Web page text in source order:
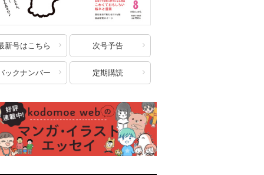
新号はこちら 次号予告
ックナンバー 定期購読